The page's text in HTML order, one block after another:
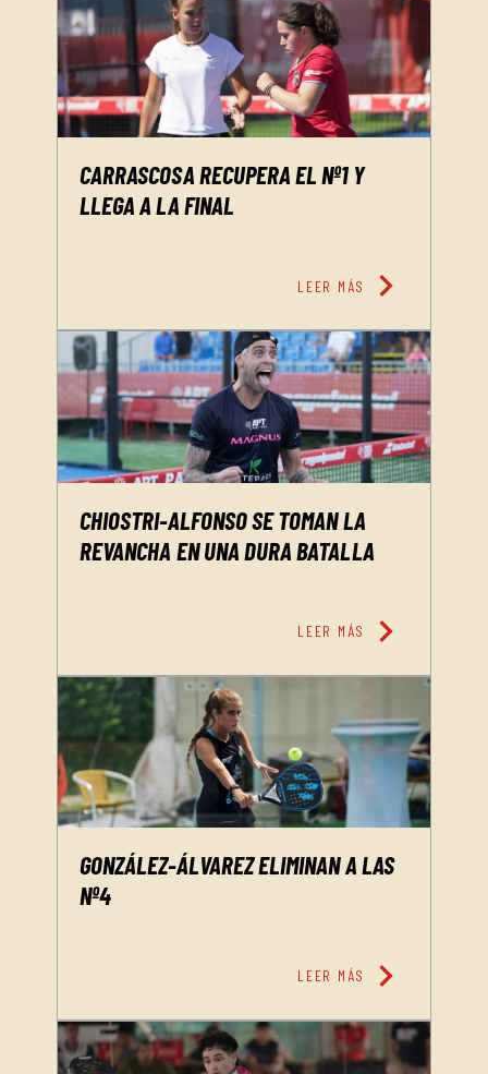
CARRASCOSA RECUPERA EL Nº1 Y
LLEGA A LA FINAL
LEER MÁS chevron_right
CHIOSTRI-ALFONSO SE TOMAN LA
REVANCHA EN UNA DURA BATALLA
LEER MÁS chevron_right
GONZÁLEZ-ÁLVAREZ ELIMINAN A LAS
Nº4
LEER MÁS chevron_right